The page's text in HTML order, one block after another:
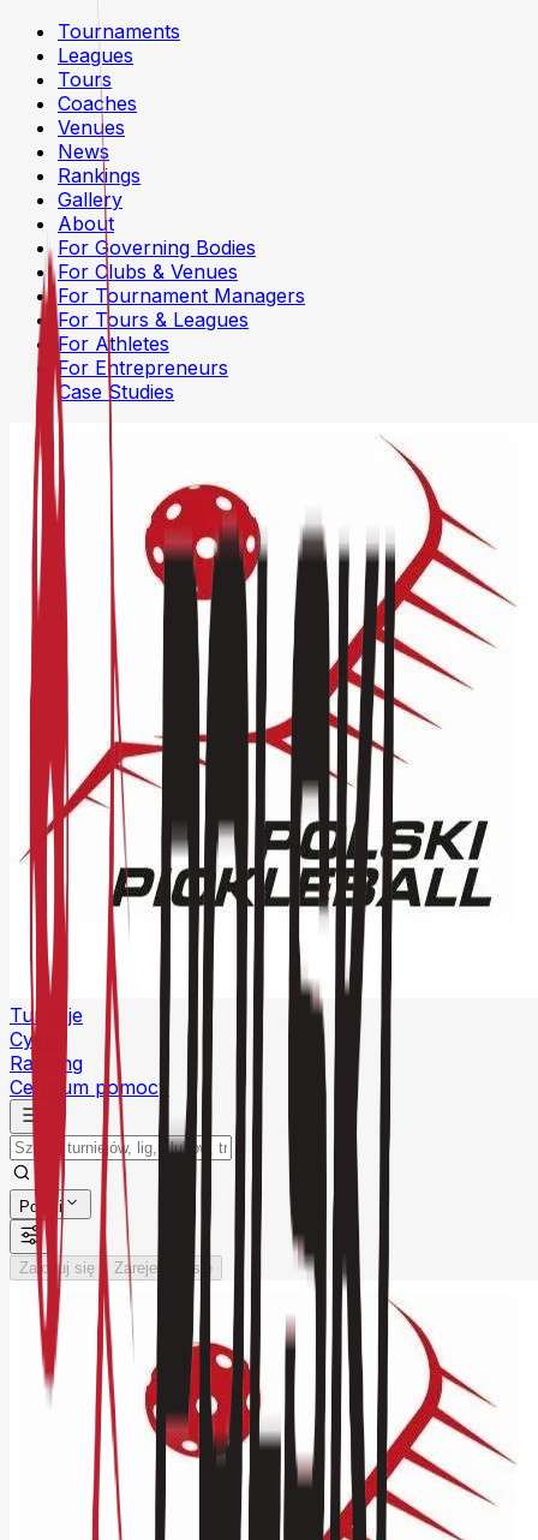
Tournaments
Leagues
Tours
Coaches
Venues
News
Rankings
Gallery
About
For Governing Bodies
For Clubs & Venues
For Tournament Managers
For Tours & Leagues
For Athletes
For Entrepreneurs
Case Studies
Turnieje
Cykle
Ranking
Centrum pomocy
Polski
Zaloguj się Zarejestruj się